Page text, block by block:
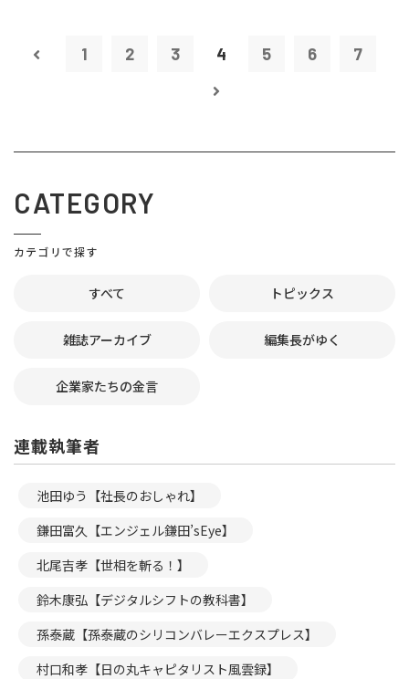
1 2 3 4 5 6 7
CATEGORY
カテゴリで探す
すべて トピックス
雑誌アーカイブ 編集長がゆく
企業家たちの金言
連載執筆者
池田ゆう【社長のおしゃれ】
鎌田富久【エンジェル鎌田’sEye】
北尾吉孝【世相を斬る！】
鈴木康弘【デジタルシフトの教科書】
孫泰蔵【孫泰蔵のシリコンバレーエクスプレス】
村口和孝【日の丸キャピタリスト風雲録】